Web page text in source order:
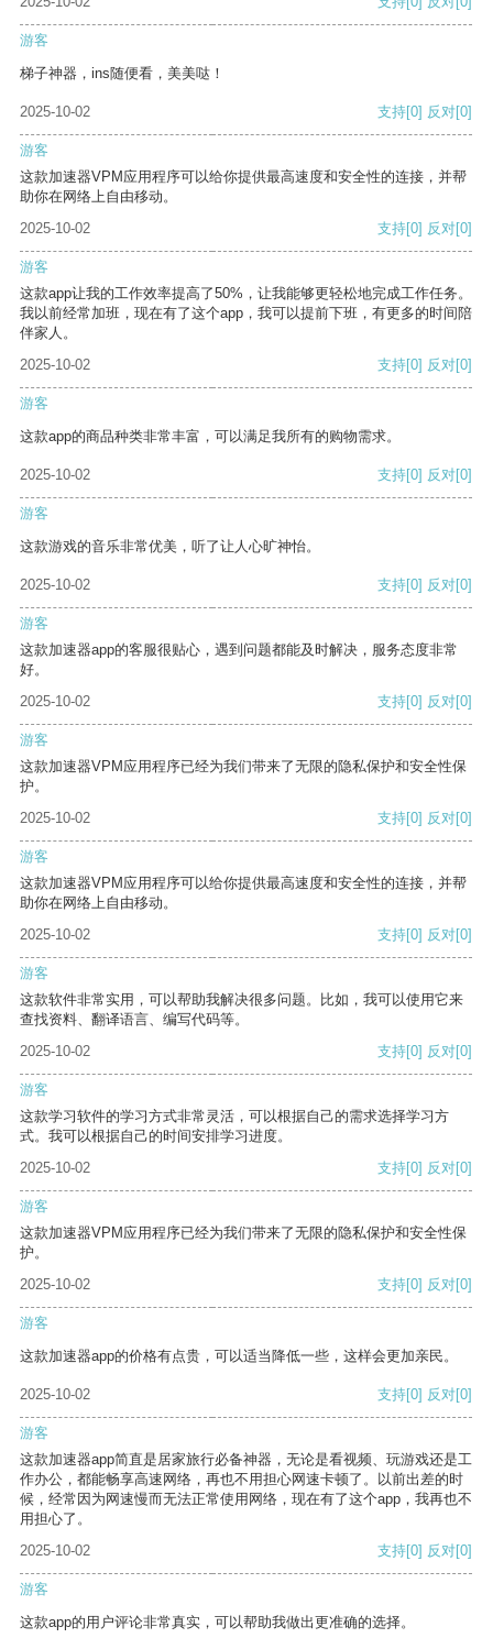
游客
梯子神器，ins随便看，美美哒！
2025-10-02 支持[0] 反对[0]
游客
这款加速器VPM应用程序可以给你提供最高速度和安全性的连接，并帮
助你在网络上自由移动。
2025-10-02
支持[0] 反对[0]
游客
这款app让我的工作效率提高了50%，让我能够更轻松地完成工作任务。
我以前经常加班，现在有了这个app，我可以提前下班，有更多的时间陪
伴家人。
2025-10-02
支持[0] 反对[0]
游客
这款app的商品种类非常丰富，可以满足我所有的购物需求。
2025-10-02 支持[0] 反对[0]
游客
这款游戏的音乐非常优美，听了让人心旷神怡。
2025-10-02 支持[0] 反对[0]
游客
这款加速器app的客服很贴心，遇到问题都能及时解决，服务态度非常
好。
2025-10-02
支持[0] 反对[0]
游客
这款加速器VPM应用程序已经为我们带来了无限的隐私保护和安全性保
护。
2025-10-02
支持[0] 反对[0]
游客
这款加速器VPM应用程序可以给你提供最高速度和安全性的连接，并帮
助你在网络上自由移动。
2025-10-02
支持[0] 反对[0]
游客
这款软件非常实用，可以帮助我解决很多问题。比如，我可以使用它来
查找资料、翻译语言、编写代码等。
2025-10-02
支持[0] 反对[0]
游客
这款学习软件的学习方式非常灵活，可以根据自己的需求选择学习方
式。我可以根据自己的时间安排学习进度。
2025-10-02
支持[0] 反对[0]
游客
这款加速器VPM应用程序已经为我们带来了无限的隐私保护和安全性保
护。
2025-10-02
支持[0] 反对[0]
游客
这款加速器app的价格有点贵，可以适当降低一些，这样会更加亲民。
2025-10-02 支持[0] 反对[0]
游客
这款加速器app简直是居家旅行必备神器，无论是看视频、玩游戏还是工
作办公，都能畅享高速网络，再也不用担心网速卡顿了。以前出差的时
候，经常因为网速慢而无法正常使用网络，现在有了这个app，我再也不
用担心了。
2025-10-02
支持[0] 反对[0]
游客
这款app的用户评论非常真实，可以帮助我做出更准确的选择。